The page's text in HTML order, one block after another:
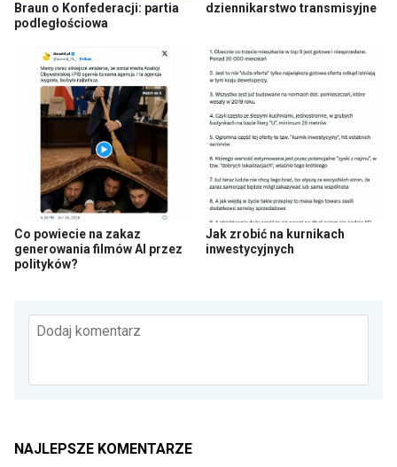
Braun o Konfederacji: partia
podległościowa
dziennikarstwo transmisyjne
Co powiecie na zakaz
generowania filmów AI przez
polityków?
Jak zrobić na kurnikach
inwestycyjnych
Dodaj komentarz
NAJLEPSZE KOMENTARZE